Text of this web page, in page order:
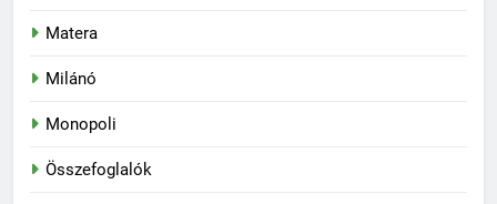
Matera
Milánó
Monopoli
Összefoglalók